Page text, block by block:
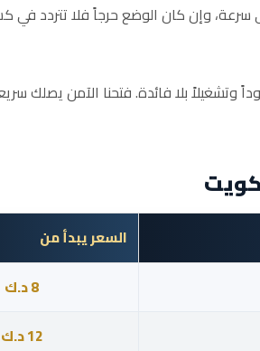
وإن كان الوضع حرجاً فلا تتردد في كسر
بلا فائدة. فتحنا الآمن يصلك
السعر يبدأ من
8 د.ك
12 د.ك